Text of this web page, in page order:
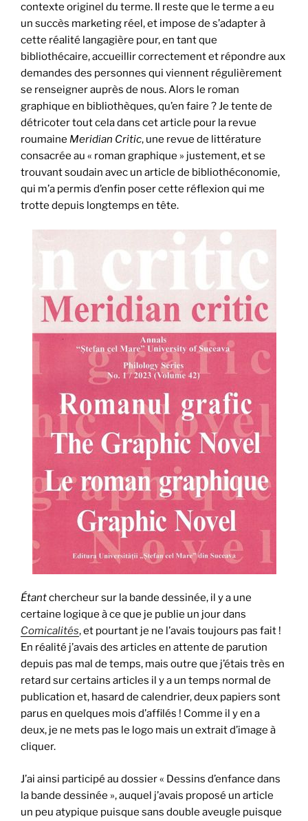
contexte originel du terme. Il reste que le terme a eu
un succès marketing réel, et impose de s’adapter à
cette réalité langagière pour, en tant que
bibliothécaire, accueillir correctement et répondre aux
demandes des personnes qui viennent régulièrement
se renseigner auprès de nous. Alors le roman
graphique en bibliothèques, qu’en faire ? Je tente de
détricoter tout cela dans cet article pour la revue
roumaine Meridian Critic, une revue de littérature
consacrée au « roman graphique » justement, et se
trouvant soudain avec un article de bibliothéconomie,
qui m’a permis d’enfin poser cette réflexion qui me
trotte depuis longtemps en tête.
Étantchercheur sur la bande dessinée, il y a une
certaine logique à ce que je publie un jour dans
Comicalités, et pourtant je ne l’avais toujours pas fait !
En réalité j’avais des articles en attente de parution
depuis pas mal de temps, mais outre que j’étais très en
retard sur certains articles il y a un temps normal de
publication et, hasard de calendrier, deux papiers sont
parus en quelques mois d’affilés ! Comme il y en a
deux, je ne mets pas le logo mais un extrait d’image à
cliquer.
J’ai ainsi participé au dossier « Dessins d’enfance dans
la bande dessinée », auquel j’avais proposé un article
un peu atypique puisque sans double aveugle puisque